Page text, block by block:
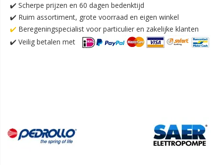
✔️ Scherpe prijzen en 60 dagen bedenktijd
✔️ Ruim assortiment, grote voorraad en eigen winkel
✔️ Beregeningspecialist voor particulier en zakelijke klanten
✔️ Veilig betalen met